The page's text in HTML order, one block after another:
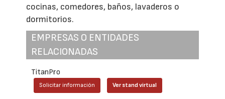
cocinas, comedores, baños, lavaderos o
dormitorios.
EMPRESAS O ENTIDADES
RELACIONADAS
TitanPro
Solicitar información Ver stand virtual